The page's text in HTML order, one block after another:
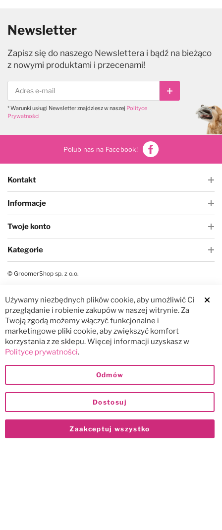
Newsletter
Zapisz się do naszego Newslettera i bądź na bieżąco
z nowymi produktami i przecenami!
Subskrybuj
* Warunki usługi Newsletter znajdziesz w naszej Polityce
Prywatności
Polub nas na Facebook!
Kontakt
Informacje
Twoje konto
Kategorie
© GroomerShop sp. z o.o.
Używamy niezbędnych plików cookie, aby umożliwić Ci
przeglądanie i robienie zakupów w naszej witrynie. Za
Twoją zgodą możemy włączyć funkcjonalne i
marketingowe pliki cookie, aby zwiększyć komfort
korzystania z ze sklepu. Więcej informacji uzyskasz w
Polityce prywatności.
Zaakceptuj wszystko
Dostosuj
Odmów